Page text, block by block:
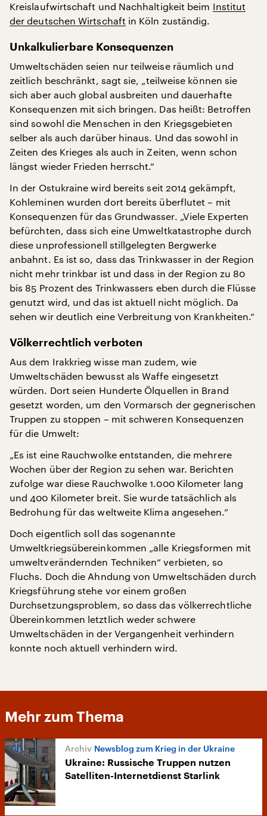
Kreislaufwirtschaft und Nachhaltigkeit beim Institut
der deutschen Wirtschaft in Köln zuständig.
Unkalkulierbare Konsequenzen
Umweltschäden seien nur teilweise räumlich und
zeitlich beschränkt, sagt sie, „teilweise können sie
sich aber auch global ausbreiten und dauerhafte
Konsequenzen mit sich bringen. Das heißt: Betroffen
sind sowohl die Menschen in den Kriegsgebieten
selber als auch darüber hinaus. Und das sowohl in
Zeiten des Krieges als auch in Zeiten, wenn schon
längst wieder Frieden herrscht.“
In der Ostukraine wird bereits seit 2014 gekämpft,
Kohleminen wurden dort bereits überflutet – mit
Konsequenzen für das Grundwasser. „Viele Experten
befürchten, dass sich eine Umweltkatastrophe durch
diese unprofessionell stillgelegten Bergwerke
anbahnt. Es ist so, dass das Trinkwasser in der Region
nicht mehr trinkbar ist und dass in der Region zu 80
bis 85 Prozent des Trinkwassers eben durch die Flüsse
genutzt wird, und das ist aktuell nicht möglich. Da
sehen wir deutlich eine Verbreitung von Krankheiten.“
Völkerrechtlich verboten
Aus dem Irakkrieg wisse man zudem, wie
Umweltschäden bewusst als Waffe eingesetzt
würden. Dort seien Hunderte Ölquellen in Brand
gesetzt worden, um den Vormarsch der gegnerischen
Truppen zu stoppen – mit schweren Konsequenzen
für die Umwelt:
„Es ist eine Rauchwolke entstanden, die mehrere
Wochen über der Region zu sehen war. Berichten
zufolge war diese Rauchwolke 1.000 Kilometer lang
und 400 Kilometer breit. Sie wurde tatsächlich als
Bedrohung für das weltweite Klima angesehen.“
Doch eigentlich soll das sogenannte
Umweltkriegsübereinkommen „alle Kriegsformen mit
umweltverändernden Techniken“ verbieten, so
Fluchs. Doch die Ahndung von Umweltschäden durch
Kriegsführung stehe vor einem großen
Durchsetzungsproblem, so dass das völkerrechtliche
Übereinkommen letztlich weder schwere
Umweltschäden in der Vergangenheit verhindern
konnte noch aktuell verhindern wird.
Mehr zum Thema
Newsblog zum Krieg in der Ukraine
Ukraine: Russische Truppen nutzen
Satelliten-Internetdienst Starlink